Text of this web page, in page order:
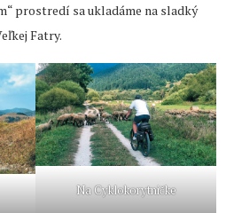
prostredí sa ukladáme na sladký
Fatry.
Na Cyklokorytničke